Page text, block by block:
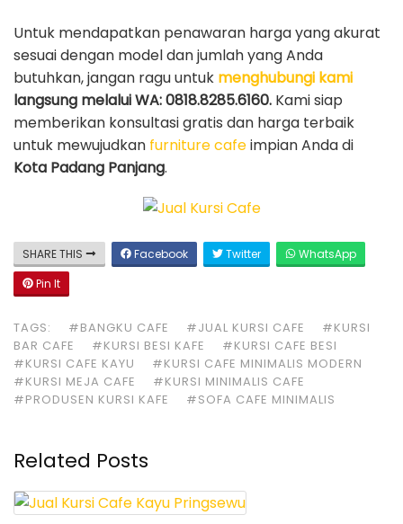
Untuk mendapatkan penawaran harga yang akurat
sesuai dengan model dan jumlah yang Anda
butuhkan, jangan ragu untuk menghubungi kami
langsung melalui WA: 0818.8285.6160. Kami siap
memberikan konsultasi gratis dan harga terbaik
untuk mewujudkan furniture cafeimpian Anda di
Kota Padang Panjang.
SHARE THIS Facebook Twitter
WhatsApp
Pin It
TAGS: #BANGKU CAFE #JUAL KURSI CAFE
#KURSI
BAR CAFE
#KURSI BESI KAFE
#KURSI CAFE BESI
#KURSI CAFE KAYU
#KURSI CAFE MINIMALIS MODERN
#KURSI MEJA CAFE
#KURSI MINIMALIS CAFE
#PRODUSEN KURSI KAFE
#SOFA CAFE MINIMALIS
Related Posts